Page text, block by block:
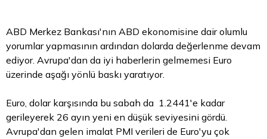
ABD Merkez Bankası'nın ABD ekonomisine dair olumlu
yorumlar yapmasının ardından dolarda değerlenme devam
ediyor. Avrupa'dan da iyi haberlerin gelmemesi Euro
üzerinde aşağı yönlü baskı yaratıyor.
Euro, dolar karşısında bu sabah da 1.2441'e kadar
gerileyerek 26 ayın yeni en düşük seviyesini gördü.
Avrupa'dan gelen imalat PMI verileri de Euro'yu çok